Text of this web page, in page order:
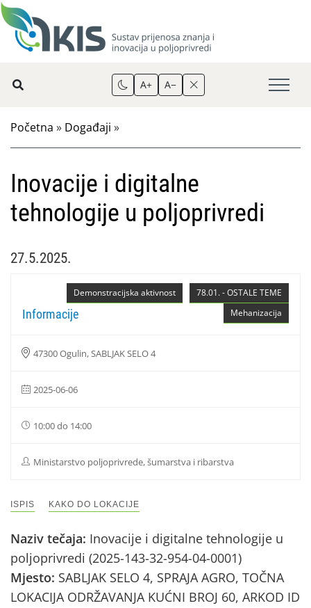
A+ A−
Početna » Događaji »
Inovacije i digitalne
tehnologije u poljoprivredi
27.5.2025.
78.01. - OSTALE TEME
Demonstracijska aktivnost
Mehanizacija
Informacije
47300 Ogulin, SABLJAK SELO 4
2025-06-06
10:00 do 14:00
Ministarstvo poljoprivrede, šumarstva i ribarstva
ISPIS KAKO DO LOKACIJE
Naziv tečaja: Inovacije i digitalne tehnologije u
poljoprivredi (2025-143-32-954-04-0001)
Mjesto: SABLJAK SELO 4, SPRAJA AGRO, TOČNA
LOKACIJA ODRŽAVANJA KUĆNI BROJ 60, ARKOD ID